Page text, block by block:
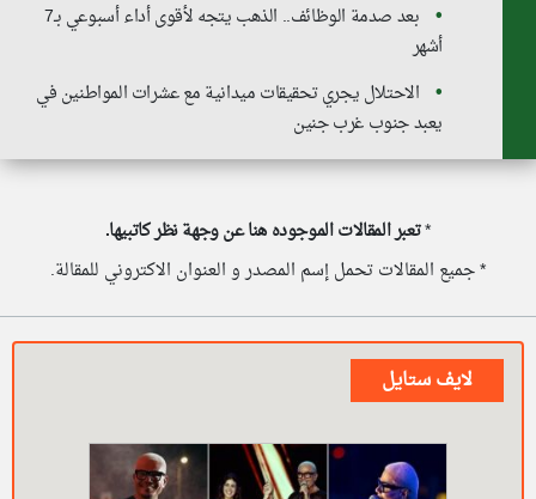
بعد صدمة الوظائف.. الذهب يتجه لأقوى أداء أسبوعي بـ7
أشهر
الاحتلال يجري تحقيقات ميدانية مع عشرات المواطنين في
يعبد جنوب غرب جنين
*تعبر المقالات الموجوده هنا عن وجهة نظر كاتبيها.
* جميع المقالات تحمل إسم المصدر و العنوان الاكتروني للمقالة.
لايف ستايل